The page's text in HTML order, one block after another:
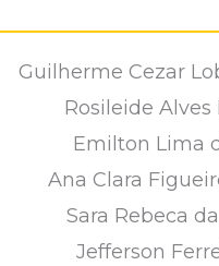
Guilherme Cezar
Rosileide
Emilton Lima
Ana Clara
Sara Rebeca
Jefferson